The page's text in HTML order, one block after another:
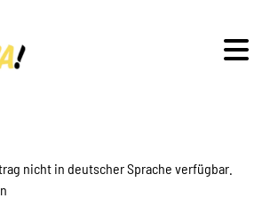
nicht in deutscher Sprache verfügbar.